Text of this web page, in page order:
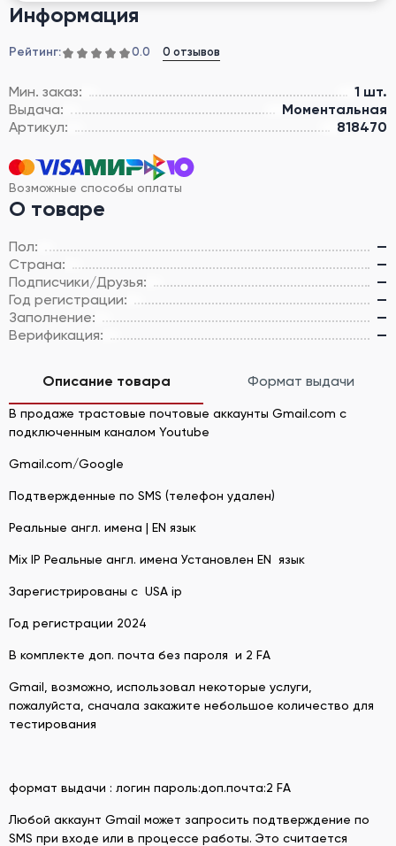
Информация
Рейтинг: 0.0 0 отзывов
Мин. заказ:
1 шт.
Выдача:
Моментальная
Артикул:
818470
Возможные способы оплаты
О товаре
Пол:
—
Страна:
—
Подписчики/Друзья:
—
Год регистрации:
—
Заполнение:
—
Верификация:
—
Описание товара Формат выдачи
В продаже трастовые почтовые аккаунты Gmail.com с
подключенным каналом Youtube
Gmail.com/Google
Подтвержденные по SMS (телефон удален)
Реальные англ. имена | EN язык
Mix IP Реальные англ. имена Установлен EN язык
Зарегистрированы с USA ip
Год регистрации 2024
В комплекте доп. почта без пароля и 2 FA
Gmail, возможно, использовал некоторые услуги,
пожалуйста, сначала закажите небольшое количество для
тестирования
формат выдачи : логин пароль:доп.почта:2 FA
Любой аккаунт Gmail может запросить подтверждение по
SMS при входе или в процессе работы. Это считается